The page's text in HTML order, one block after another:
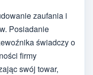
zaufania i
Posiadanie
świadczy o
firmy
swój towar,